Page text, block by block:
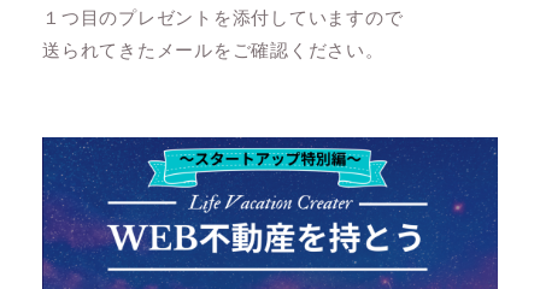
１つ目のプレゼントを添付していますので
送られてきたメールをご確認ください。